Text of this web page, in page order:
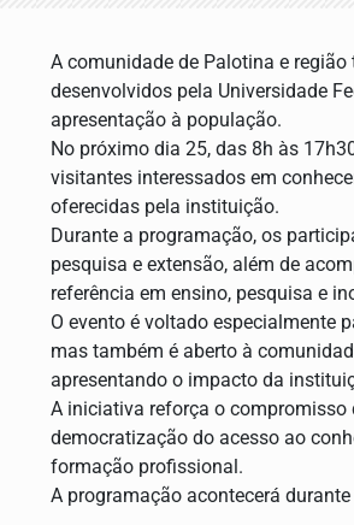
A comunidade de Palotina e
desenvolvidos pela Universidade
apresentação à população.
No próximo dia 25, das 8h às
visitantes interessados em
oferecidas pela instituição.
Durante a programação, os
pesquisa e extensão, além de
referência em ensino, pesquisa e
O evento é voltado especialmente
mas também é aberto à
apresentando o impacto da
A iniciativa reforça o compromisso
democratização do acesso ao
formação profissional.
A programação acontecerá